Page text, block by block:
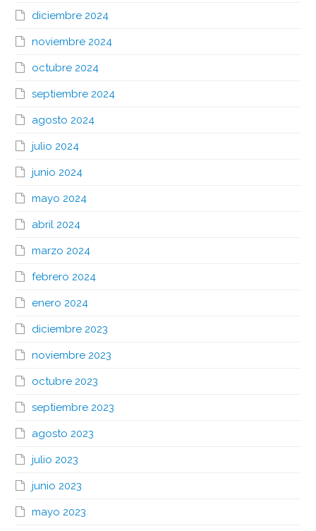
diciembre 2024
noviembre 2024
octubre 2024
septiembre 2024
agosto 2024
julio 2024
junio 2024
mayo 2024
abril 2024
marzo 2024
febrero 2024
enero 2024
diciembre 2023
noviembre 2023
octubre 2023
septiembre 2023
agosto 2023
julio 2023
junio 2023
mayo 2023